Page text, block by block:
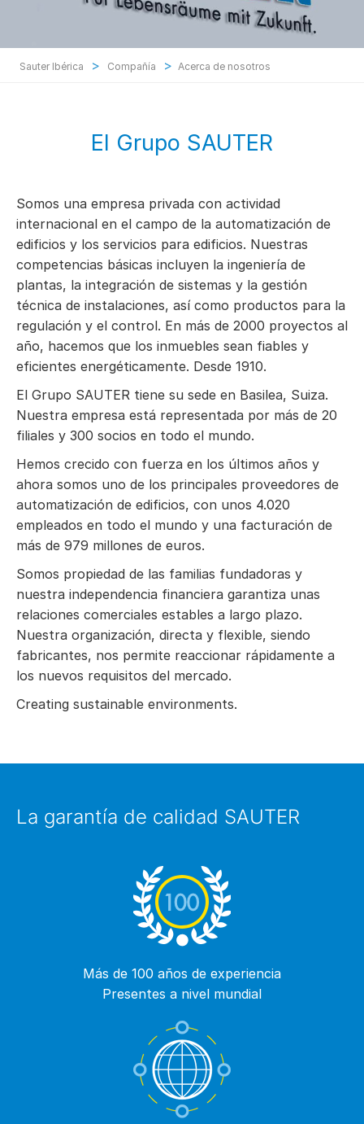
Sauter Ibérica > Compañía > Acerca de nosotros
El Grupo SAUTER
Somos una empresa privada con actividad
internacional en el campo de la automatización de
edificios y los servicios para edificios. Nuestras
competencias básicas incluyen la ingeniería de
plantas, la integración de sistemas y la gestión
técnica de instalaciones, así como productos para la
regulación y el control. En más de 2000 proyectos al
año, hacemos que los inmuebles sean fiables y
eficientes energéticamente. Desde 1910.
El Grupo SAUTER tiene su sede en Basilea, Suiza.
Nuestra empresa está representada por más de 20
filiales y 300 socios en todo el mundo.
Hemos crecido con fuerza en los últimos años y
ahora somos uno de los principales proveedores de
automatización de edificios, con unos 4.020
empleados en todo el mundo y una facturación de
más de 979 millones de euros.
Somos propiedad de las familias fundadoras y
nuestra independencia financiera garantiza unas
relaciones comerciales estables a largo plazo.
Nuestra organización, directa y flexible, siendo
fabricantes, nos permite reaccionar rápidamente a
los nuevos requisitos del mercado.
Creating sustainable environments.
La garantía de calidad SAUTER
Más de 100 años de experiencia
Presentes a nivel mundial